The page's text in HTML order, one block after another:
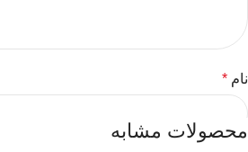
نام *
محصولات مشابه